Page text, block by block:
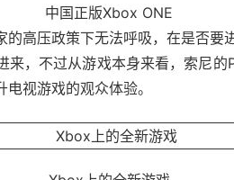
中国正版Xbox ONE
高压政策下无法呼吸，在是否要
来，不过从游戏本身来看，索尼
视游戏的观众体验。